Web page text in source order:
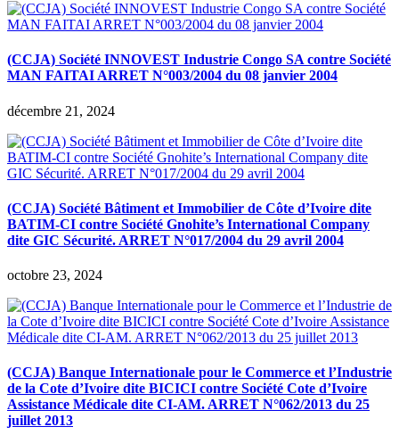
(CCJA) Société INNOVEST Industrie Congo SA contre Société
MAN FAITAI ARRET N°003/2004 du 08 janvier 2004
décembre 21, 2024
(CCJA) Société Bâtiment et Immobilier de Côte d’Ivoire dite
BATIM-CI contre Société Gnohite’s International Company
dite GIC Sécurité. ARRET N°017/2004 du 29 avril 2004
octobre 23, 2024
(CCJA) Banque Internationale pour le Commerce et l’Industrie
de la Cote d’Ivoire dite BICICI contre Société Cote d’Ivoire
Assistance Médicale dite CI-AM. ARRET N°062/2013 du 25
juillet 2013